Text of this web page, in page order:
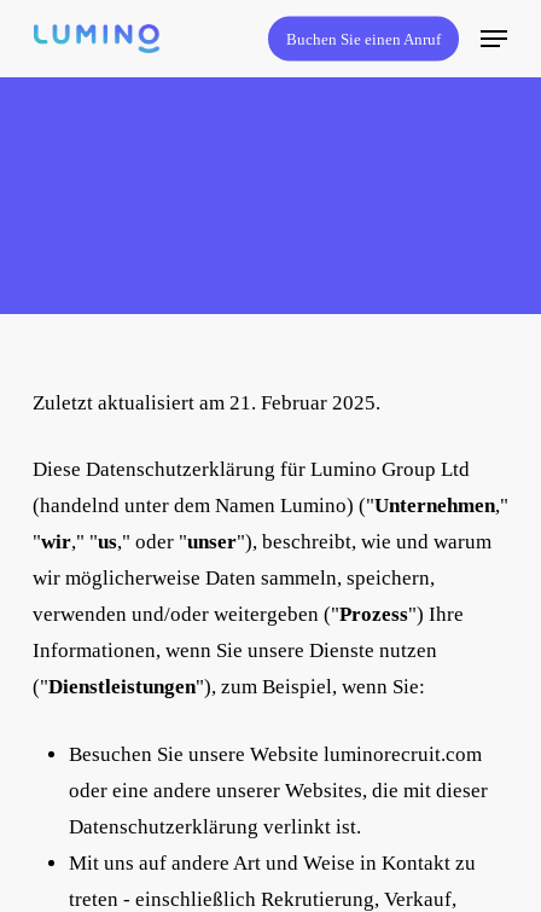
Hauptinhalt
Buchen Sie einen Anruf
Menü
Zuletzt aktualisiert am 21. Februar 2025.
Diese Datenschutzerklärung für Lumino Group Ltd
(handelnd unter dem Namen Lumino) ("Unternehmen,"
"wir," "us," oder "unser"), beschreibt, wie und warum
wir möglicherweise Daten sammeln, speichern,
verwenden und/oder weitergeben ("Prozess") Ihre
Informationen, wenn Sie unsere Dienste nutzen
("Dienstleistungen"), zum Beispiel, wenn Sie:
Besuchen Sie unsere Website luminorecruit.com
oder eine andere unserer Websites, die mit dieser
Datenschutzerklärung verlinkt ist.
Mit uns auf andere Art und Weise in Kontakt zu
treten - einschließlich Rekrutierung, Verkauf,